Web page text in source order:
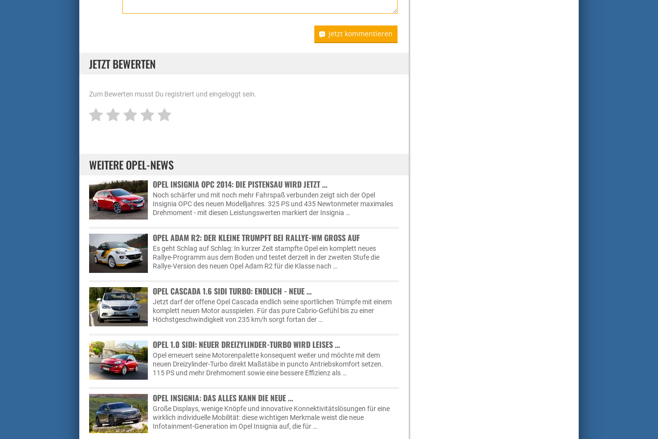
Jetzt kommentieren
JETZT BEWERTEN
Zum Bewerten musst Du registriert und eingeloggt sein.
WEITERE OPEL-NEWS
OPEL INSIGNIA OPC 2014: DIE PISTENSAU WIRD JETZT …
Noch schärfer und mit noch mehr Fahrspaß verbunden zeigt sich der Opel
Insignia OPC des neuen Modelljahres. 325 PS und 435 Newtonmeter maximales
Drehmoment - mit diesen Leistungswerten markiert der Insignia …
OPEL ADAM R2: DER KLEINE TRUMPFT BEI RALLYE-WM GROSS AUF
Es geht Schlag auf Schlag: In kurzer Zeit stampfte Opel ein komplett neues
Rallye-Programm aus dem Boden und testet derzeit in der zweiten Stufe die
Rallye-Version des neuen Opel Adam R2 für die Klasse nach …
OPEL CASCADA 1.6 SIDI TURBO: ENDLICH - NEUE …
Jetzt darf der offene Opel Cascada endlich seine sportlichen Trümpfe mit einem
komplett neuen Motor ausspielen. Für das pure Cabrio-Gefühl bis zu einer
Höchstgeschwindigkeit von 235 km/h sorgt fortan der …
OPEL 1.0 SIDI: NEUER DREIZYLINDER-TURBO WIRD LEISES …
Opel erneuert seine Motorenpalette konsequent weiter und möchte mit dem
neuen Dreizylinder-Turbo direkt Maßstäbe in puncto Antriebskomfort setzen.
115 PS und mehr Drehmoment sowie eine bessere Effizienz als …
OPEL INSIGNIA: DAS ALLES KANN DIE NEUE …
Große Displays, wenige Knöpfe und innovative Konnektivitätslösungen für eine
wirklich individuelle Mobilität: diese wichtigen Merkmale weist die neue
Infotainment-Generation im Opel Insignia auf, die für …